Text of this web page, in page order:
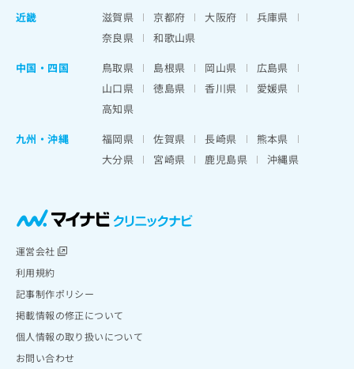
近畿
滋賀県 京都府 大阪府
兵庫県
奈良県
和歌山県
中国・四国
鳥取県 島根県 岡山県
広島県
山口県
徳島県 香川県
愛媛県
高知県
九州・沖縄
福岡県 佐賀県 長崎県
熊本県
大分県
宮崎県 鹿児島県 沖縄県
運営会社
利用規約
記事制作ポリシー
掲載情報の修正について
個人情報の取り扱いについて
お問い合わせ